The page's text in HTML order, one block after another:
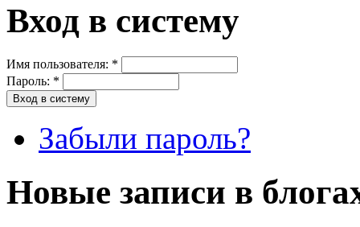
Вход в систему
Имя пользователя: *
Пароль: *
Забыли пароль?
Новые записи в